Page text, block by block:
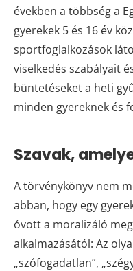
években a többség a
gyerekek 5 és 16 év
sportfoglalkozások
viselkedés szabályait
büntetéseket a heti
minden gyereknek és
Szavak,
A törvénykönyv nem
abban, hogy egy
óvott a moralizáló
alkalmazásától: Az
„szófogadatlan”,